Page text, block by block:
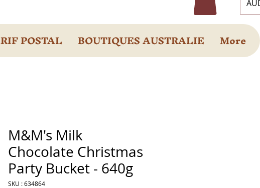
POSTAL BOUTIQUES AUSTRALIE More
M&M's Milk
Chocolate Christmas
Party Bucket - 640g
SKU : 634864